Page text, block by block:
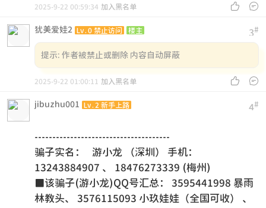
 
2025-9-22 00:59:34 加入黑名单
3#
犹美爱娃2 Lv.0 禁止访问 楼主
提示: 作者被禁止或删除 内容自动屏蔽
 
2025-9-22 01:00:11 加入黑名单
4#
jibuzhu001 Lv.2 新手上路
--------------------------------------
骗子实名： 游小龙 （深圳） 手机：
13243884907 、 18476273339 (梅州)
■该骗子(游小龙)QQ号汇总： 3595441998 暴雨
林教头、 3576115093 小玖娃娃（全国可收） 、